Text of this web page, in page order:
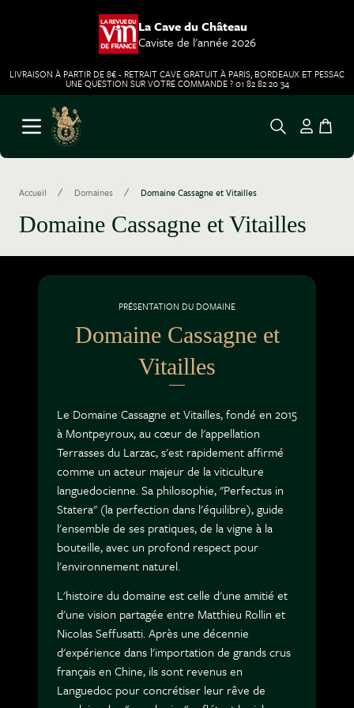
La Cave du Château
Caviste de l'année 2026
LIVRAISON À PARTIR DE 8€ - RETRAIT CAVE GRATUIT À PARIS, BORDEAUX ET PESSAC
UNE QUESTION SUR VOTRE COMMANDE ? 01 82 82 20 34
Aller au contenu
Ouvrir le menu
Accueil / Domaines / Domaine Cassagne et Vitailles
Domaine Cassagne et Vitailles
PRÉSENTATION DU DOMAINE
Domaine Cassagne et
Vitailles
Le Domaine Cassagne et Vitailles, fondé en 2015
à Montpeyroux, au cœur de l'appellation
Terrasses du Larzac, s'est rapidement affirmé
comme un acteur majeur de la viticulture
languedocienne. Sa philosophie, "Perfectus in
Statera" (la perfection dans l'équilibre), guide
l'ensemble de ses pratiques, de la vigne à la
bouteille, avec un profond respect pour
l'environnement naturel.
L'histoire du domaine est celle d'une amitié et
d'une vision partagée entre Matthieu Rollin et
Nicolas Seffusatti. Après une décennie
d'expérience dans l'importation de grands crus
français en Chine, ils sont revenus en
Languedoc pour concrétiser leur rêve de